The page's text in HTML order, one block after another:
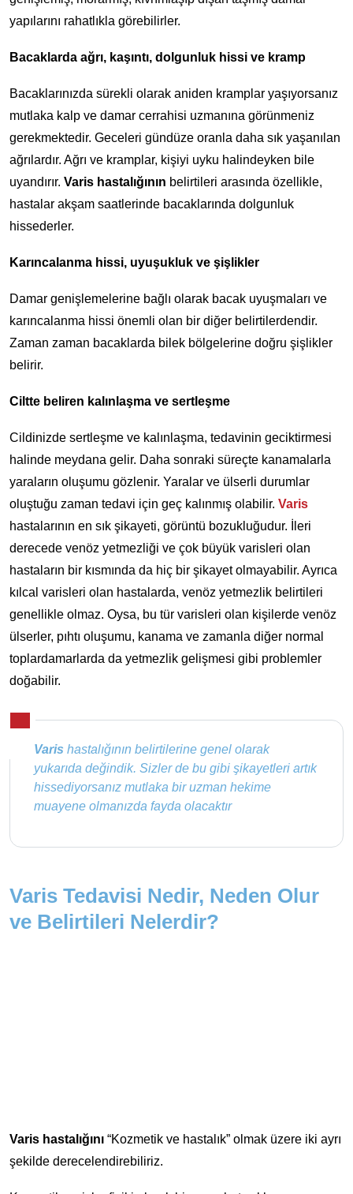
yapılarını rahatlıkla görebilirler.
Bacaklarda ağrı, kaşıntı, dolgunluk hissi ve kramp
Bacaklarınızda sürekli olarak aniden kramplar yaşıyorsanız
mutlaka kalp ve damar cerrahisi uzmanına görünmeniz
gerekmektedir. Geceleri gündüze oranla daha sık yaşanılan
ağrılardır. Ağrı ve kramplar, kişiyi uyku halindeyken bile
uyandırır. Varis hastalığının belirtileri arasında özellikle,
hastalar akşam saatlerinde bacaklarında dolgunluk
hissederler.
Karıncalanma hissi, uyuşukluk ve şişlikler
Damar genişlemelerine bağlı olarak bacak uyuşmaları ve
karıncalanma hissi önemli olan bir diğer belirtilerdendir.
Zaman zaman bacaklarda bilek bölgelerine doğru şişlikler
belirir.
Ciltte beliren kalınlaşma ve sertleşme
Cildinizde sertleşme ve kalınlaşma, tedavinin geciktirmesi
halinde meydana gelir. Daha sonraki süreçte kanamalarla
yaraların oluşumu gözlenir. Yaralar ve ülserli durumlar
oluştuğu zaman tedavi için geç kalınmış olabilir. Varis
hastalarının en sık şikayeti, görüntü bozukluğudur. İleri
derecede venöz yetmezliği ve çok büyük varisleri olan
hastaların bir kısmında da hiç bir şikayet olmayabilir. Ayrıca
kılcal varisleri olan hastalarda, venöz yetmezlik belirtileri
genellikle olmaz. Oysa, bu tür varisleri olan kişilerde venöz
ülserler, pıhtı oluşumu, kanama ve zamanla diğer normal
toplardamarlarda da yetmezlik gelişmesi gibi problemler
doğabilir.
Varis hastalığının belirtilerine genel olarak
yukarıda değindik. Sizler de bu gibi şikayetleri artık
hissediyorsanız mutlaka bir uzman hekime
muayene olmanızda fayda olacaktır
Varis Tedavisi Nedir, Neden Olur
ve Belirtileri Nelerdir?
Varis hastalığını “Kozmetik ve hastalık” olmak üzere iki ayrı
şekilde derecelendirebiliriz.